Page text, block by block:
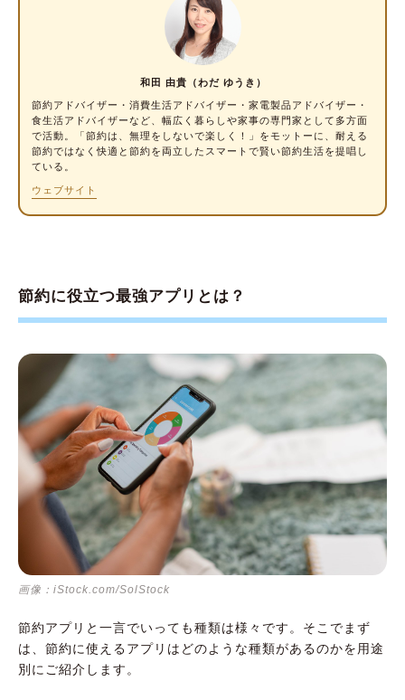
無料で簡単に支出管理ができる家計簿アプリ9
家計簿アプリの代表格「マネーフォワード
ME」
日々の収支記録からライフプランの見直しま
で行いたい人が使いやすい「Zaim」
夫婦・カップルの家計管理に最適な
必要最低限の機能で簡単操作できる「シンプ
ル家計簿 MoneyNote」
管理アプリ「Moneytree®︎」
項目ごとに予算を決めて管理できる「袋分家
計簿」
登録不要ですぐ使える「2秒家計簿 おカネレ
コ」
毎月の光熱費を可視化できる「光熱費専用の
グラフ家計簿！」
すぐ始められて楽しく続けられるポイ活アプリ
「CODE」
歩いた分だけお金が貯まる「トリマ」
和田 由貴（わだ ゆうき）
節約アドバイザー・消費生活アドバイザー ・家電製品アドバイザー・
食生活アドバイザーなど、幅広く暮らしや家事の専門家として多方面
で活動。「節約は、無理をしないで楽しく！」をモットーに、耐える
節約ではなく快適と節約を両立したスマートで賢い節約生活を提唱し
ている。
ウェブサイト
節約に役立つ最強アプリとは？
画像：iStock.com/SolStock
節約アプリと一言でいっても種類は様々です。そこでまず
は、節約に使えるアプリはどのような種類があるのかを用途
別にご紹介します。